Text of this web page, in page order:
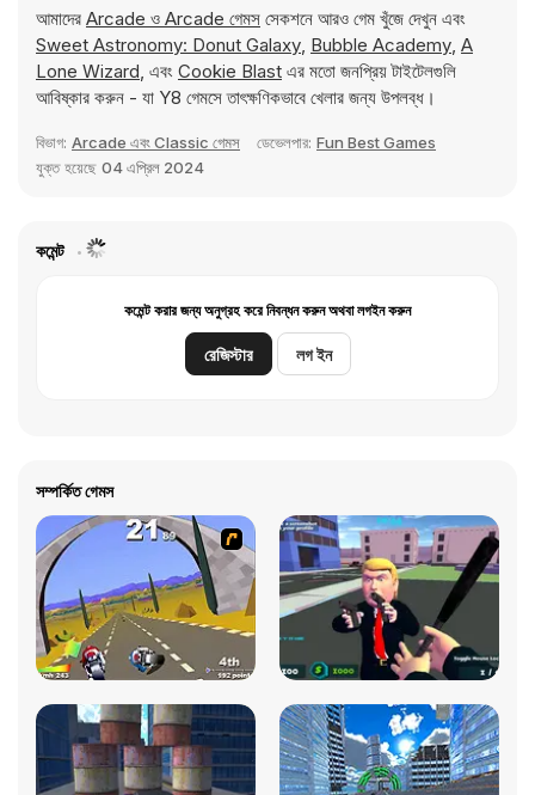
আমাদের Arcade ও Arcade গেমস সেকশনে আরও গেম খুঁজে দেখুন এবং
Sweet Astronomy: Donut Galaxy, Bubble Academy, A
Lone Wizard, এবং Cookie Blast এর মতো জনপ্রিয় টাইটেলগুলি
আবিষ্কার করুন - যা Y8 গেমসে তাৎক্ষণিকভাবে খেলার জন্য উপলব্ধ।
বিভাগ: Arcade এবং Classic গেমস ডেভেলপার: Fun Best Games
যুক্ত হয়েছে 04 এপ্রিল 2024
কমেন্ট
কমেন্ট করার জন্য অনুগ্রহ করে নিবন্ধন করুন অথবা লগইন করুন
রেজিস্টার লগ ইন
সম্পর্কিত গেমস